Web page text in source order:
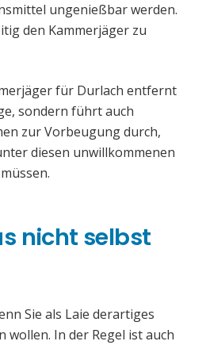
ungenießbar werden.
den Kammerjäger zu
für Durlach entfernt
sondern führt auch
zur Vorbeugung durch,
diesen unwillkommenen
nicht selbst
Sie als Laie derartiges
wollen. In der Regel ist auch